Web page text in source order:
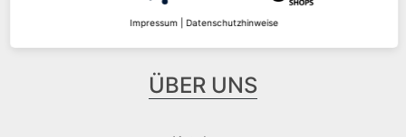
ÜBER UNS
Impressum Datenschutzhinweise